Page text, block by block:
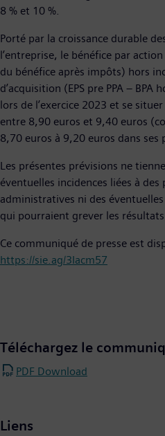
8 % et 10 %.
Porté par la croissance durable
l’entreprise, le bénéfice par
du bénéfice après impôts) hors
d’acquisition (EPS pre PPA –
lors de l’exercice 2023 et se
entre 8,90 euros et 9,40 euros
8,70 euros à 9,20 euros dans ses
Les présentes prévisions ne
éventuelles incidences liées à
administratives ni des
qui pourraient grever les
Ce communiqué de presse est
https://sie.ag/3Iacm57
Téléchargez le
PDF Download
Liens